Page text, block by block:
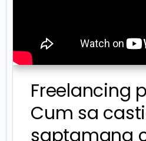
Freelancing
Cum sa
saptamana